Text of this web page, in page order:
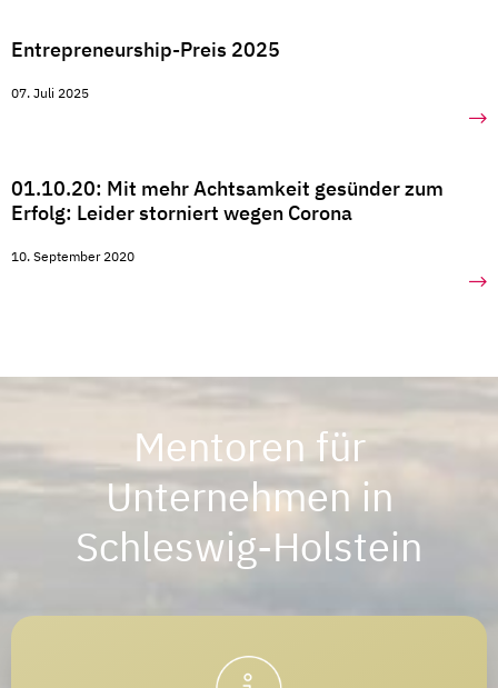
Entrepreneurship-Preis 2025
07. Juli 2025
01.10.20: Mit mehr Achtsamkeit gesünder zum
Erfolg: Leider storniert wegen Corona
10. September 2020
Mentoren für
Unternehmen in
Schleswig-Holstein